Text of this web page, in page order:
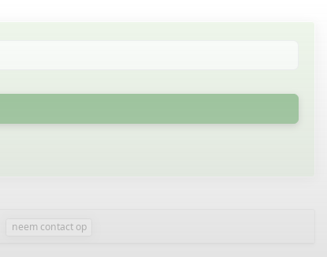
neem contact op